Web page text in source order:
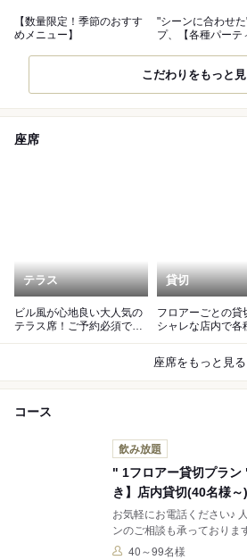
【数量限定！季節のおすす
めメニュー】
"シーンに合わせ
プ、【各種パーテ
こだわりをもっと
座席
テラス
ビル風が心地良い大人気の
テラス席！ご予約必須で
貸切
フロアーごとの貸
シャレな店内で各
座席をもっと見る
コース
飲み放題
" 1フロアー貸切プラ
き】店内貸切(40名様
お気軽にお電話ください♪ 人数、ご予算に合わせて プラ
ンのご相談も承っております！ マイク等も使用
す！ ------- 【店舗の営業時間外】 例）平日 15::00 -40～99名様